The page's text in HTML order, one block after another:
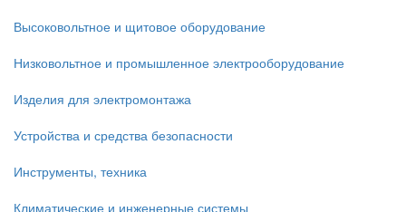
Высоковольтное и щитовое оборудование
Низковольтное и промышленное электрооборудование
Изделия для электромонтажа
Устройства и средства безопасности
Инструменты, техника
Климатические и инженерные системы